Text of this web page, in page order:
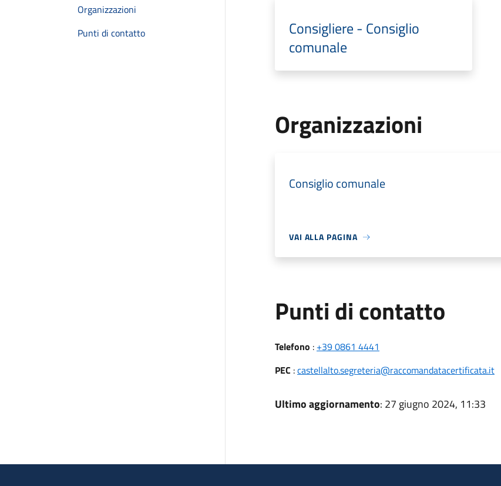
Organizzazioni
Punti di contatto
Consigliere - Consiglio
comunale
Organizzazioni
Consiglio comunale
VAI ALLA PAGINA
Punti di contatto
Telefono : +39 0861 4441
PEC :castellalto.segreteria@raccomandatacertificata.it
Ultimo aggiornamento: 27 giugno 2024, 11:33